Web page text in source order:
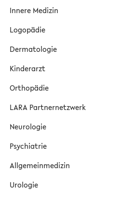
Innere Medizin
Logopädie
Dermatologie
Kinderarzt
Orthopädie
LARA Partnernetzwerk
Neurologie
Psychiatrie
Allgemeinmedizin
Urologie